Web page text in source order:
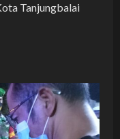
Tanjungbalai